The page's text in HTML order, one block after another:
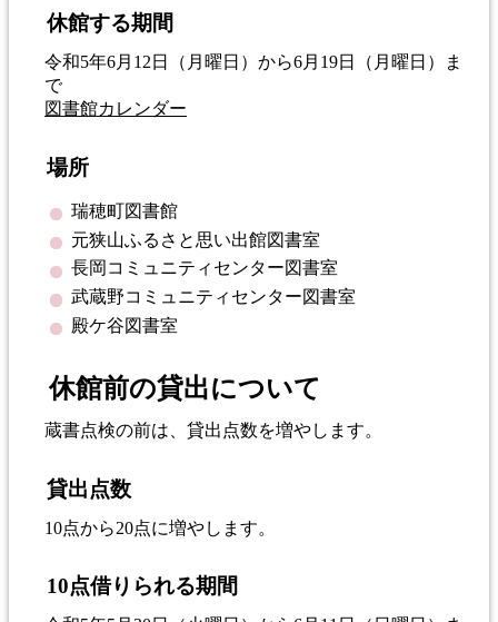
休館する期間
令和5年6月12日（月曜日）から6月19日（月曜日）ま
で
図書館カレンダー
場所
瑞穂町図書館
元狭山ふるさと思い出館図書室
長岡コミュニティセンター図書室
武蔵野コミュニティセンター図書室
殿ケ谷図書室
休館前の貸出について
蔵書点検の前は、貸出点数を増やします。
貸出点数
10点から20点に増やします。
10点借りられる期間